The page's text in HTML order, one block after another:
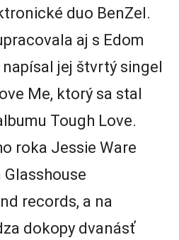
duo BenZel.
aj s Edom
jej štvrtý singel
Me, ktorý sa stal
Tough Love.
roka Jessie Ware
records, a na
dokopy dvanásť